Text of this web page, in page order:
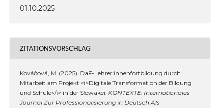
01.10.2025
ZITATIONSVORSCHLAG
Kováčová, M. (2025). DaF-Lehrer:innenfortbildung durch
Mitarbeit am Projekt <i>Digitale Transformation der Bildung
und Schule</i> in der Slowakei. KONTEXTE: Internationales
Journal Zur Professionalisierung in Deutsch Als